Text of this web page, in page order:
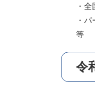
・
・
等
令